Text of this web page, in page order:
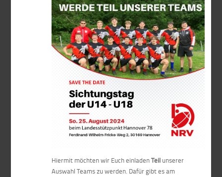
Hiermit möchten wir Euch einladenTeil unserer
Auswahl Teams zu werden. Dafür gibt es am